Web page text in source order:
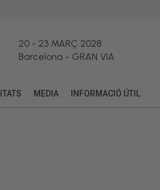
20- 23 MARÇ 2028
Barcelona - GRAN VIA
MEDIA INFORMACIÓ ÚTIL